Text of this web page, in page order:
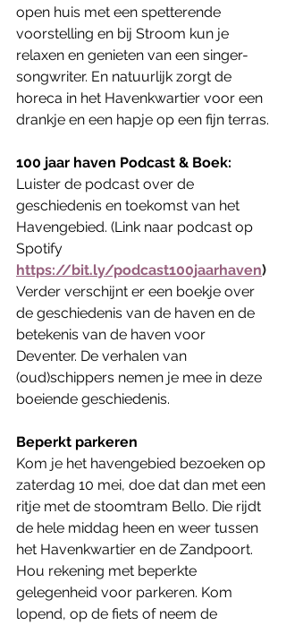
open huis met een spetterende
voorstelling en bij Stroom kun je
relaxen en genieten van een singer-
songwriter. En natuurlijk zorgt de
horeca in het Havenkwartier voor een
drankje en een hapje op een fijn terras.
100 jaar haven Podcast & Boek:
Luister de podcast over de
geschiedenis en toekomst van het
Havengebied. (Link naar podcast op
Spotify
https://bit.ly/podcast100jaarhaven)
Verder verschijnt er een boekje over
de geschiedenis van de haven en de
betekenis van de haven voor
Deventer. De verhalen van
(oud)schippers nemen je mee in deze
boeiende geschiedenis.
Beperkt parkeren
Kom je het havengebied bezoeken op
zaterdag 10 mei, doe dat dan met een
ritje met de stoomtram Bello. Die rijdt
de hele middag heen en weer tussen
het Havenkwartier en de Zandpoort.
Hou rekening met beperkte
gelegenheid voor parkeren. Kom
lopend, op de fiets of neem de